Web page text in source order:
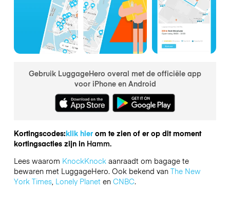
Gebruik LuggageHero overal met de officiële app
voor iPhone en Android
Kortingscodes:klik hierom te zien of er op dit moment
kortingsacties zijn in Hamm.
Lees waarom KnockKnockaanraadt om bagage te
bewaren met LuggageHero. Ook bekend van The New
York Times, Lonely Planeten CNBC.